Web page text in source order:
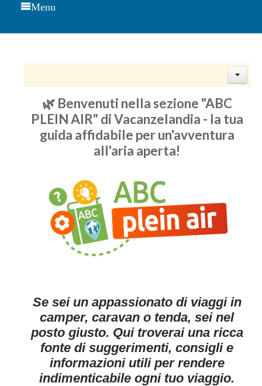
Menu
🌿 Benvenuti nella sezione "ABC
PLEIN AIR" di Vacanzelandia - la tua
guida affidabile per un'avventura
all'aria aperta!
Se sei un appassionato di viaggi in
camper, caravan o tenda, sei nel
posto giusto. Qui troverai una ricca
fonte di suggerimenti, consigli e
informazioni utili per rendere
indimenticabile ogni tuo viaggio.